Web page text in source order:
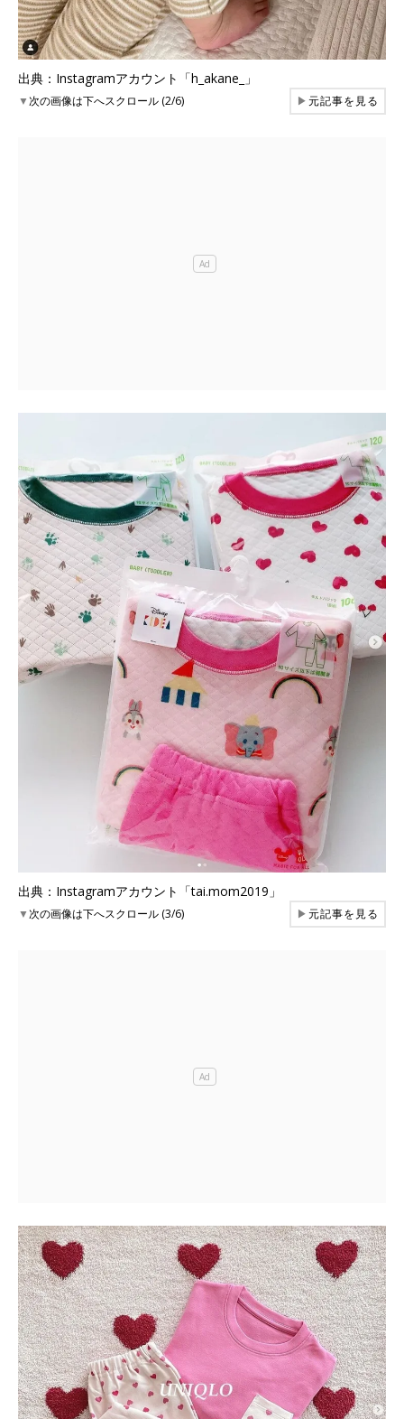
出典：Instagramアカウント「h_akane_」
▼次の画像は下へスクロール (2/6) ▶元記事を見る
出典：Instagramアカウント「tai.mom2019」
▼次の画像は下へスクロール (3/6) ▶元記事を見る